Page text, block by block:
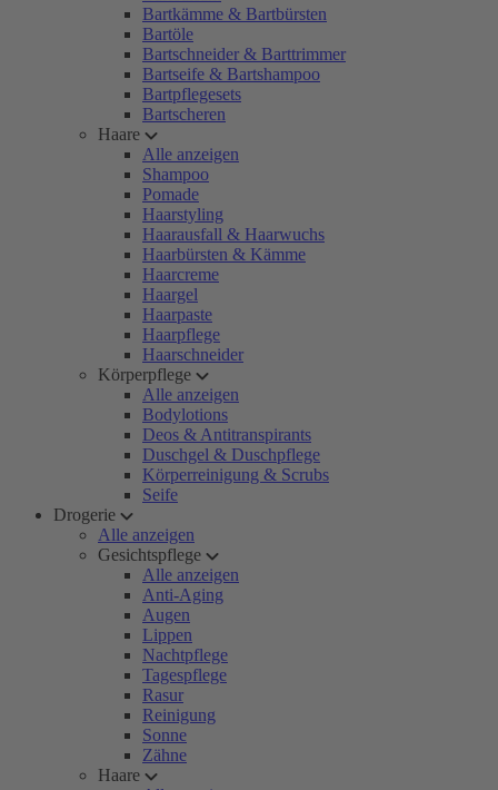
Bartkämme & Bartbürsten
Bartöle
Bartschneider & Barttrimmer
Bartseife & Bartshampoo
Bartpflegesets
Bartscheren
Haare
Alle anzeigen
Shampoo
Pomade
Haarstyling
Haarausfall & Haarwuchs
Haarbürsten & Kämme
Haarcreme
Haargel
Haarpaste
Haarpflege
Haarschneider
Körperpflege
Alle anzeigen
Bodylotions
Deos & Antitranspirants
Duschgel & Duschpflege
Körperreinigung & Scrubs
Seife
Drogerie
Alle anzeigen
Gesichtspflege
Alle anzeigen
Anti-Aging
Augen
Lippen
Nachtpflege
Tagespflege
Rasur
Reinigung
Sonne
Zähne
Haare